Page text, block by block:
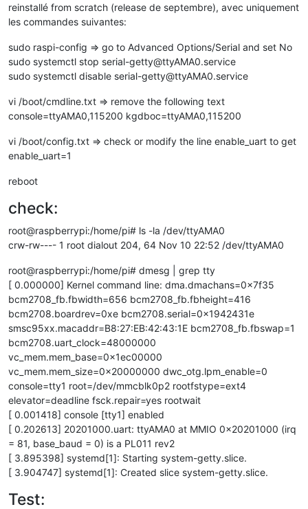
reinstallé from scratch (release de septembre), avec uniquement
les commandes suivantes:
sudo raspi-config => go to Advanced Options/Serial and set No
sudo systemctl stop serial-getty@ttyAMA0.service
sudo systemctl disable serial-getty@ttyAMA0.service
vi /boot/cmdline.txt => remove the following text
console=ttyAMA0,115200 kgdboc=ttyAMA0,115200
vi /boot/config.txt => check or modify the line enable_uart to get
enable_uart=1
reboot
check:
root@raspberrypi:/home/pi# ls -la /dev/ttyAMA0
crw-rw---- 1 root dialout 204, 64 Nov 10 22:52 /dev/ttyAMA0
root@raspberrypi:/home/pi# dmesg | grep tty
[ 0.000000] Kernel command line: dma.dmachans=0x7f35
bcm2708_fb.fbwidth=656 bcm2708_fb.fbheight=416
bcm2708.boardrev=0xe bcm2708.serial=0x1942431e
smsc95xx.macaddr=B8:27:EB:42:43:1E bcm2708_fb.fbswap=1
bcm2708.uart_clock=48000000
vc_mem.mem_base=0x1ec00000
vc_mem.mem_size=0x20000000 dwc_otg.lpm_enable=0
console=tty1 root=/dev/mmcblk0p2 rootfstype=ext4
elevator=deadline fsck.repair=yes rootwait
[ 0.001418] console [tty1] enabled
[ 0.202613] 20201000.uart: ttyAMA0 at MMIO 0x20201000 (irq
= 81, base_baud = 0) is a PL011 rev2
[ 3.895398] systemd[1]: Starting system-getty.slice.
[ 3.904747] systemd[1]: Created slice system-getty.slice.
Test: